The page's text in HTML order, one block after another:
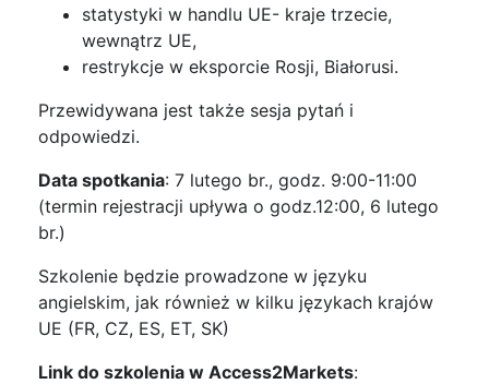
statystyki w handlu UE- kraje trzecie,
wewnątrz UE,
restrykcje w eksporcie Rosji, Białorusi.
Przewidywana jest także sesja pytań i
odpowiedzi.
Data spotkania: 7 lutego br., godz. 9:00-11:00
(termin rejestracji upływa o godz.12:00, 6 lutego
br.)
Szkolenie będzie prowadzone w języku
angielskim, jak również w kilku językach krajów
UE (FR, CZ, ES, ET, SK)
Link do szkolenia w Access2Markets: